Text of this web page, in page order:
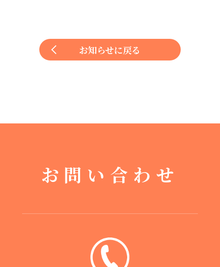
お知らせに戻る
お問い合わせ